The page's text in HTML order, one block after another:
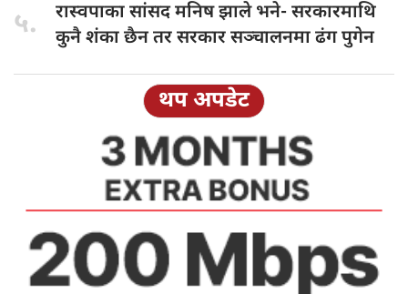
५. रास्वपाका सांसदमनिष झाले भने- सरकारमाथि
कुनै शंका छैन तर सरकार सञ्चालनमा ढंग पुगेन
थप अपडेट